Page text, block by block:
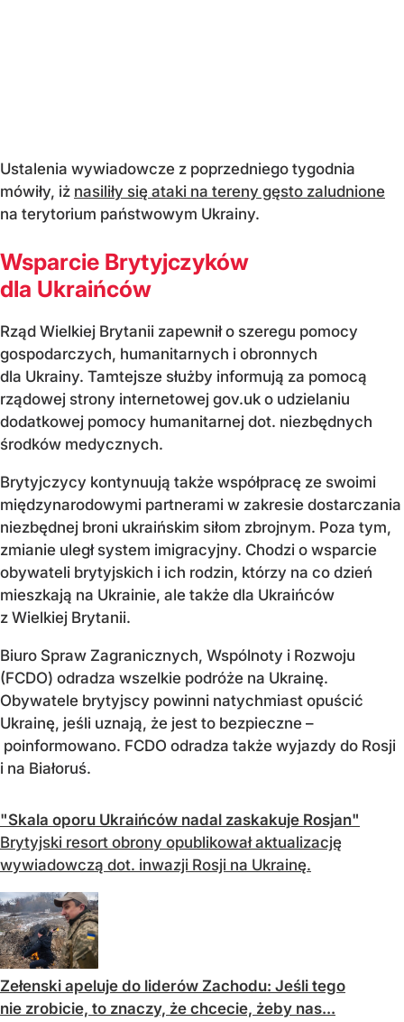
Ustalenia wywiadowcze z poprzedniego tygodnia
mówiły, iż nasiliły się ataki na tereny gęsto zaludnione
na terytorium państwowym Ukrainy.
Wsparcie Brytyjczyków
dla Ukraińców
Rząd Wielkiej Brytanii zapewnił o szeregu pomocy
gospodarczych, humanitarnych i obronnych
dla Ukrainy. Tamtejsze służby informują za pomocą
rządowej strony internetowej gov.uk o udzielaniu
dodatkowej pomocy humanitarnej dot. niezbędnych
środków medycznych.
Brytyjczycy kontynuują także współpracę ze swoimi
międzynarodowymi partnerami w zakresie dostarczania
niezbędnej broni ukraińskim siłom zbrojnym. Poza tym,
zmianie uległ system imigracyjny. Chodzi o wsparcie
obywateli brytyjskich i ich rodzin, którzy na co dzień
mieszkają na Ukrainie, ale także dla Ukraińców
z Wielkiej Brytanii.
Biuro Spraw Zagranicznych, Wspólnoty i Rozwoju
(FCDO) odradza wszelkie podróże na Ukrainę.
Obywatele brytyjscy powinni natychmiast opuścić
Ukrainę, jeśli uznają, że jest to bezpieczne –
poinformowano. FCDO odradza także wyjazdy do Rosji
i na Białoruś.
"Skala oporu Ukraińców nadal zaskakuje Rosjan"
Brytyjski resort obrony opublikował aktualizację
wywiadowczą dot. inwazji Rosji na Ukrainę.
Zełenski apeluje do liderów Zachodu: Jeśli tego
nie zrobicie, to znaczy, że chcecie, żeby nas...